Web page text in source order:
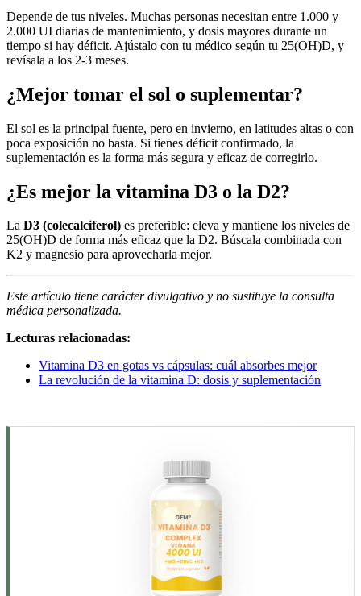
Depende de tus niveles. Muchas personas necesitan entre 1.000 y
2.000 UI diarias de mantenimiento, y dosis mayores durante un
tiempo si hay déficit. Ajústalo con tu médico según tu 25(OH)D, y
revísala a los 2-3 meses.
¿Mejor tomar el sol o suplementar?
El sol es la principal fuente, pero en invierno, en latitudes altas o con
poca exposición no basta. Si tienes déficit confirmado, la
suplementación es la forma más segura y eficaz de corregirlo.
¿Es mejor la vitamina D3 o la D2?
La D3 (colecalciferol) es preferible: eleva y mantiene los niveles de
25(OH)D de forma más eficaz que la D2. Búscala combinada con
K2 y magnesio para aprovecharla mejor.
Este artículo tiene carácter divulgativo y no sustituye la consulta
médica personalizada.
Lecturas relacionadas:
Vitamina D3 en gotas vs cápsulas: cuál absorbes mejor
La revolución de la vitamina D: dosis y suplementación